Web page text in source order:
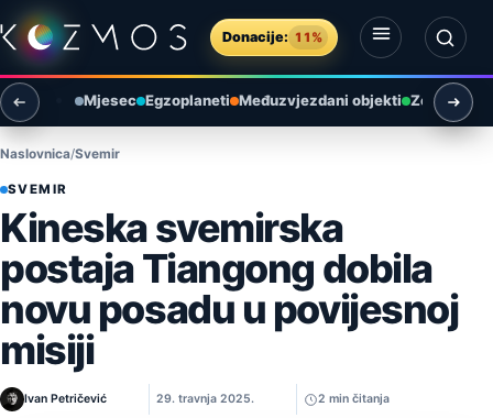
Preskoči na sadržaj
Donacije: 11%
Otvori izbornik
Otvori pretragu
Mjesec Egzoplaneti Međuzvjezdani objekti Zemlja i
Naslovnica Svemir
SVEMIR
Kineska svemirska
postaja Tiangong dobila
novu posadu u povijesnoj
misiji
Ivan Petričević 29. travnja 2025. 2 min čitanja